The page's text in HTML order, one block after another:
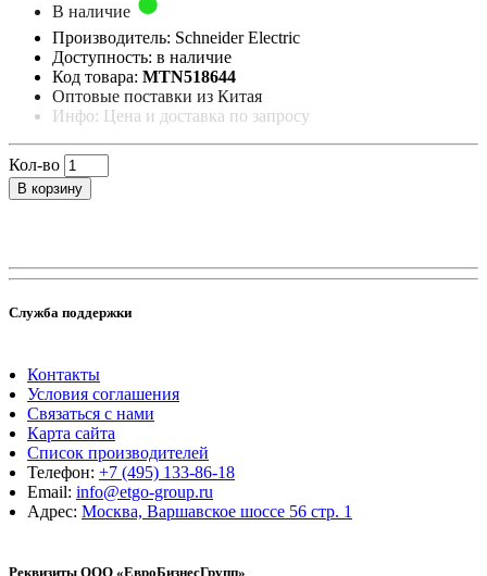
В наличие
Производитель: Schneider Electric
Доступность: в наличие
Код товара: MTN518644
Оптовые поставки из Китая
Инфо: Цена и доставка по запросу
Кол-во
В корзину
Служба поддержки
Контакты
Условия соглашения
Связаться с нами
Карта сайта
Список производителей
Телефон: +7 (495) 133-86-18
Email: info@etgo-group.ru
Адрес: Москва, Варшавское шоссе 56 стр. 1
Реквизиты ООО «ЕвроБизнесГрупп»